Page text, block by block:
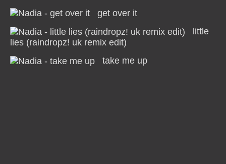
get over it
little
lies (raindropz! uk remix edit)
take me up